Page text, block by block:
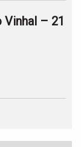
Vinhal – 21